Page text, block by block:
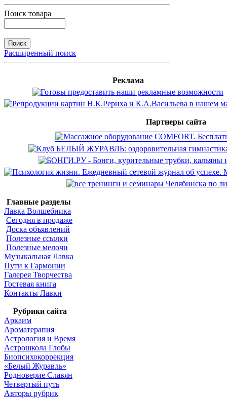
Поиск товара
Расширенный поиск
Реклама
Партнеры сайта
Главные разделы
Лавка Волшебника
Сегодня в продаже
Доска объявлений
Полезные ссылки
Полезные мелочи
Музыкальная Лавка
Пути к Гармонии
Галерея Творчества
Гостевая книга
Контакты Лавки
Рубрики сайта
Аркаим
Ароматерапия
Астрология и Время
Астрошкола Глобы
Биопсихокоррекция
«Белый Журавль»
Родноверие Славян
Четвертый путь
Авторы рубрик